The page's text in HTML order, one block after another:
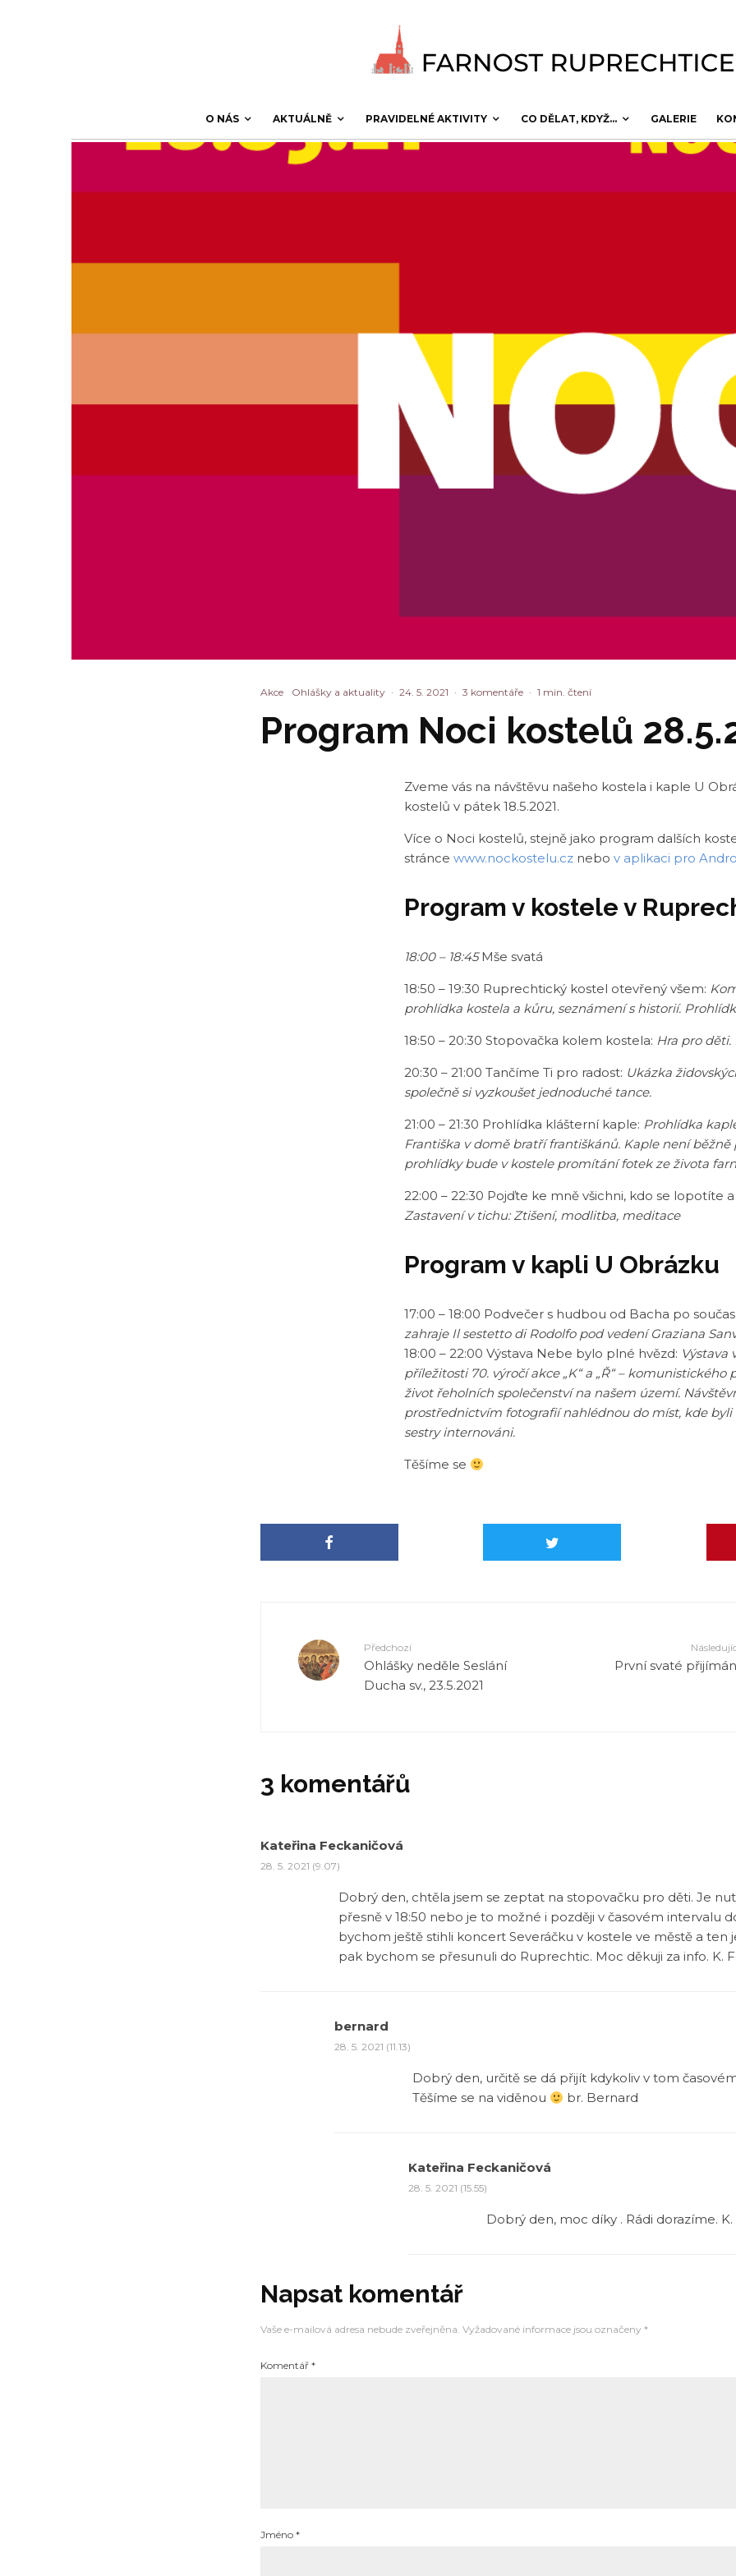
O NÁS AKTUÁLNĚ PRAVIDELNÉ AKTIVITY CO DĚLAT, KDYŽ… GALERIE
Akce Ohlášky a aktuality · 24. 5. 2021 · 3 komentáře · 1 min. čtení
Program Noci kostelů
Zveme vás na návštěvu našeho kostela i kaple U
kostelů v pátek 18.5.2021.
Více o Noci kostelů, stejně jako program dalších
stránce www.nockostelu.cz nebo v aplikaci pro
Program v kostele v
18:00 – 18:45Mše svatá
18:50 – 19:30 Ruprechtický kostel otevřený všem:
prohlídka kostela a kůru, seznámení s historií.
18:50 – 20:30 Stopovačka kolem kostela: Hra pro
20:30 – 21:00 Tančíme Ti pro radost: Ukázka
společně si vyzkoušet jednoduché tance.
21:00 – 21:30 Prohlídka klášterní kaple: Prohlídka
Františka v domě bratří františkánů. Kaple není
prohlídky bude v kostele promítání fotek ze života
22:00 – 22:30 Pojďte ke mně všichni, kdo se lopotíte
Zastavení v tichu: Ztišení, modlitba, meditace
Program v kapli U Obrázku
17:00 – 18:00 Podvečer s hudbou od Bacha po
zahraje Il sestetto di Rodolfo pod vedení Graziana
18:00 – 22:00 Výstava Nebe bylo plné hvězd: Výstava
příležitosti 70. výročí akce „K“ a „Ř“ – komunistického
život řeholních společenství na našem území.
prostřednictvím fotografií nahlédnou do míst, kde byli
sestry internováni.
Těšíme se
Předchozí
Ohlášky neděle Seslání
Ducha sv., 23.5.2021
První svaté
3 komentářů
Kateřina Feckaničová
28. 5. 2021 (9.07)
Dobrý den, chtěla jsem se zeptat na stopovačku pro děti. Je
přesně v 18:50 nebo je to možné i později v časovém intervalu
bychom ještě stihli koncert Severáčku v kostele ve městě a ten
pak bychom se přesunuli do Ruprechtic. Moc děkuji za info. K.
bernard
28. 5. 2021 (11.13)
Dobrý den, určitě se dá přijít kdykoliv v tom
Těšíme se na viděnou
br. Bernard
Kateřina Feckaničová
28. 5. 2021 (15.55)
Dobrý den, moc díky . Rádi dorazíme.
Napsat komentář
Vaše e-mailová adresa nebude zveřejněna. Vyžadované informace jsou označeny *
Komentář *
Jméno *